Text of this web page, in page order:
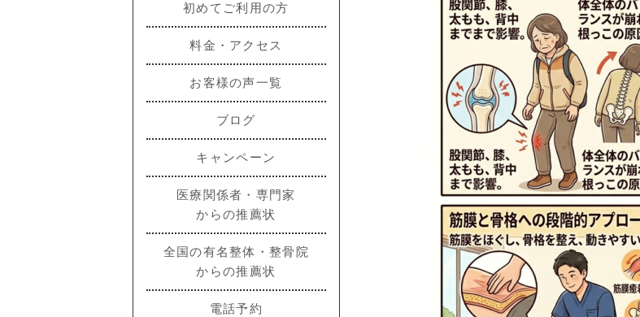
初めてご利用の方
料金・アクセス
お客様の声一覧
ブログ
キャンペーン
医療関係者・専門家
からの推薦状
全国の有名整体・整骨院
からの推薦状
電話予約